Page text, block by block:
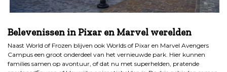
Belevenissen in Pixar en Marvel werelden
Naast World of Frozen blijven ook Worlds of Pixar en Marvel Avengers
Campus een groot onderdeel van het vernieuwde park. Hier kunnen
families samen op avontuur, of dat nu met superhelden, pratende